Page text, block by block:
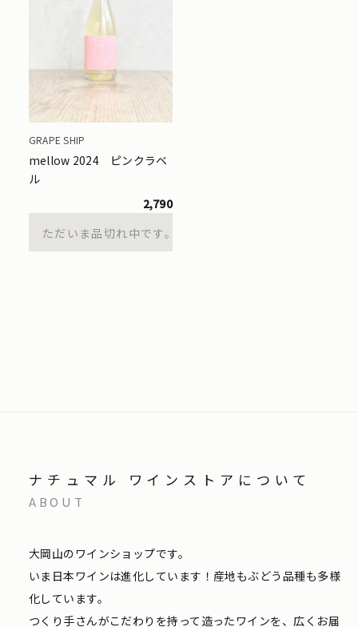
GRAPE SHIP
mellow 2024 ピンクラベ
ル
2,790
ただいま品切れ中です。
ナチュマル ワインストアについて
ABOUT
大岡山のワインショップです。
いま日本ワインは進化しています！産地もぶどう品種も多様
化しています。
つくり手さんがこだわりを持って造ったワインを、広くお届